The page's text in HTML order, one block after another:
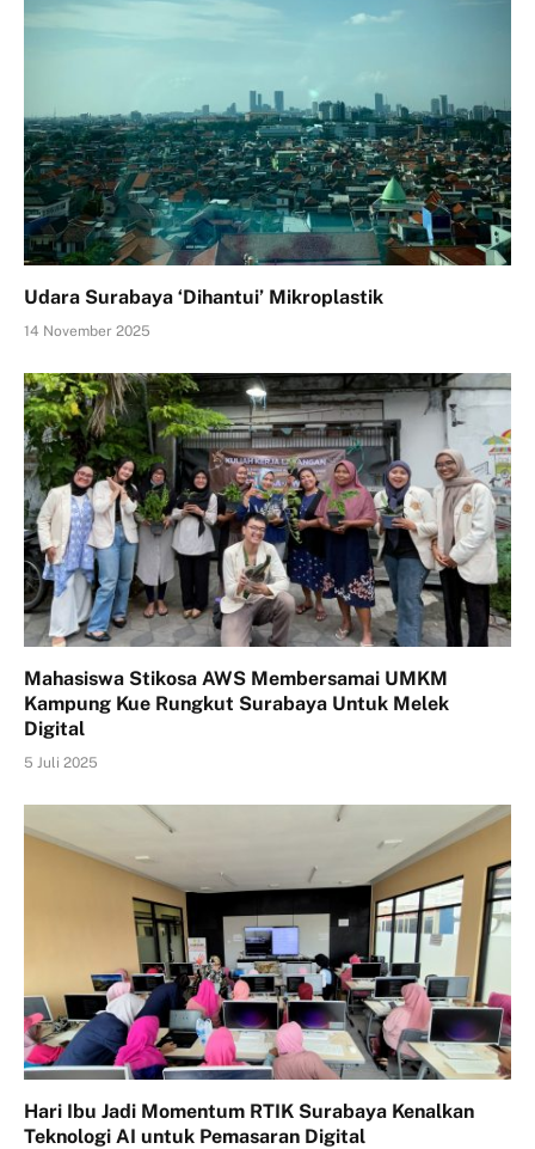
Udara Surabaya ‘Dihantui’ Mikroplastik
14 November 2025
Mahasiswa Stikosa AWS Membersamai UMKM
Kampung Kue Rungkut Surabaya Untuk Melek
Digital
5 Juli 2025
Hari Ibu Jadi Momentum RTIK Surabaya Kenalkan
Teknologi AI untuk Pemasaran Digital